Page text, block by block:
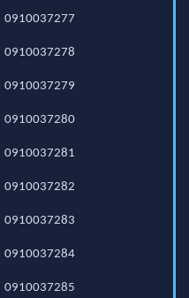
0910037277
0910037278
0910037279
0910037280
0910037281
0910037282
0910037283
0910037284
0910037285